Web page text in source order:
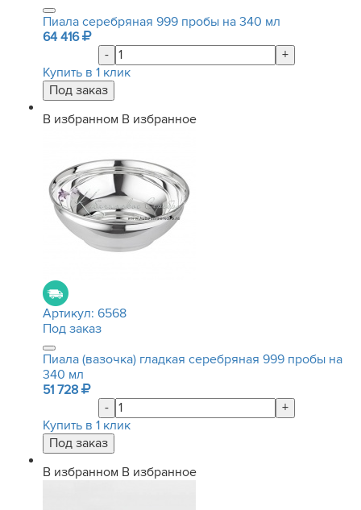
Пиала серебряная 999 пробы на 340 мл
64 416
-
+
Купить в 1 клик
В избранном В избранное
Артикул: 6568
Под заказ
Пиала (вазочка) гладкая серебряная 999 пробы на
340 мл
51 728
-
+
Купить в 1 клик
В избранном В избранное